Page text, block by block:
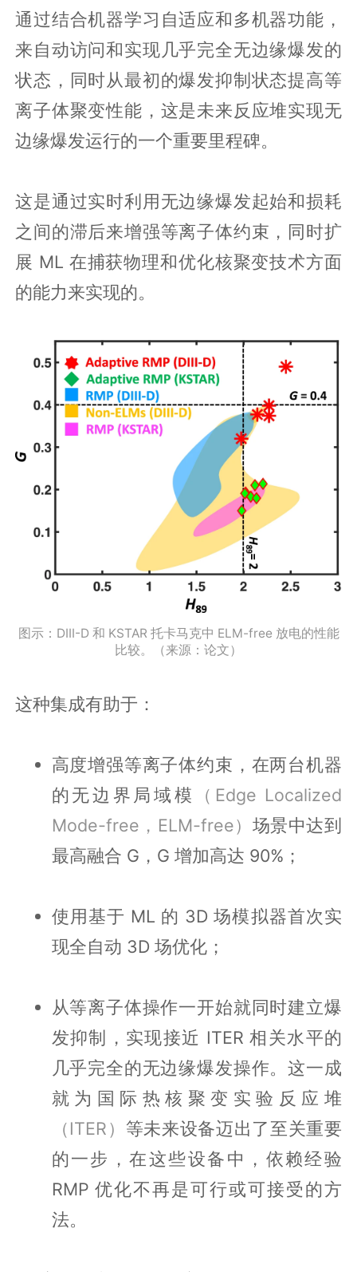
通过结合机器学习自适应和多机器功能，
来自动访问和实现几乎完全无边缘爆发的
状态，同时从最初的爆发抑制状态提高等
离子体聚变性能，这是未来反应堆实现无
边缘爆发运行的一个重要里程碑。
这是通过实时利用无边缘爆发起始和损耗
之间的滞后来增强等离子体约束，同时扩
展 ML 在捕获物理和优化核聚变技术方面
的能力来实现的。
图示：DIII-D 和 KSTAR 托卡马克中 ELM-free 放电的性能
比较。（来源：论文）
这种集成有助于：
高度增强等离子体约束，在两台机器
的无边界局域模
（Edge Localized
Mode-free，ELM-free） 场景中达到
最高融合 G，G 增加高达 90%；
使用基于 ML 的 3D 场模拟器首次实
现全自动 3D 场优化；
从等离子体操作一开始就同时建立爆
发抑制，实现接近 ITER 相关水平的
几乎完全的无边缘爆发操作。这一成
就为国际热核聚变实验反应堆
（ITER） 等未来设备迈出了至关重要
的一步，在这些设备中，依赖经验
RMP 优化不再是可行或可接受的方
法。